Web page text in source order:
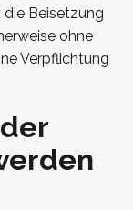
Beisetzung
ohne
Verpflichtung